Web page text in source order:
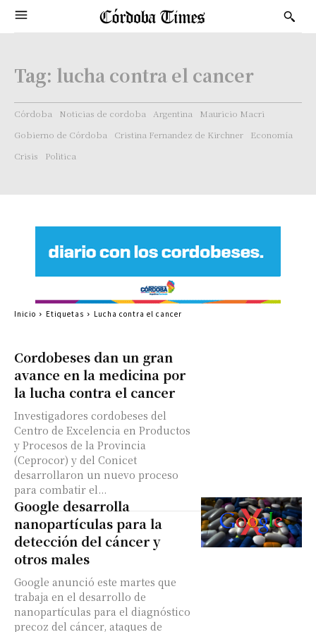
Tag: lucha contra el cancer
Córdoba Noticias de cordoba Argentina
Mauricio Macri
Gobierno de Córdoba
Cristina Fernandez de Kirchner
Economía
Crisis
Politica
Cordobeses dan un gran
avance en la medicina por
la lucha contra el cancer
Investigadores cordobeses del
Centro de Excelencia en Productos
y Procesos de la Provincia
(Ceprocor) y del Conicet
desarrollaron un nuevo proceso
para combatir el...
Google desarrolla
nanopartículas para la
detección del cáncer y
otros males
Google anunció este martes que
trabaja en el desarrollo de
nanopartículas para el diagnóstico
precoz del cáncer, ataques de
Inicio Etiquetas Lucha contra el cancer